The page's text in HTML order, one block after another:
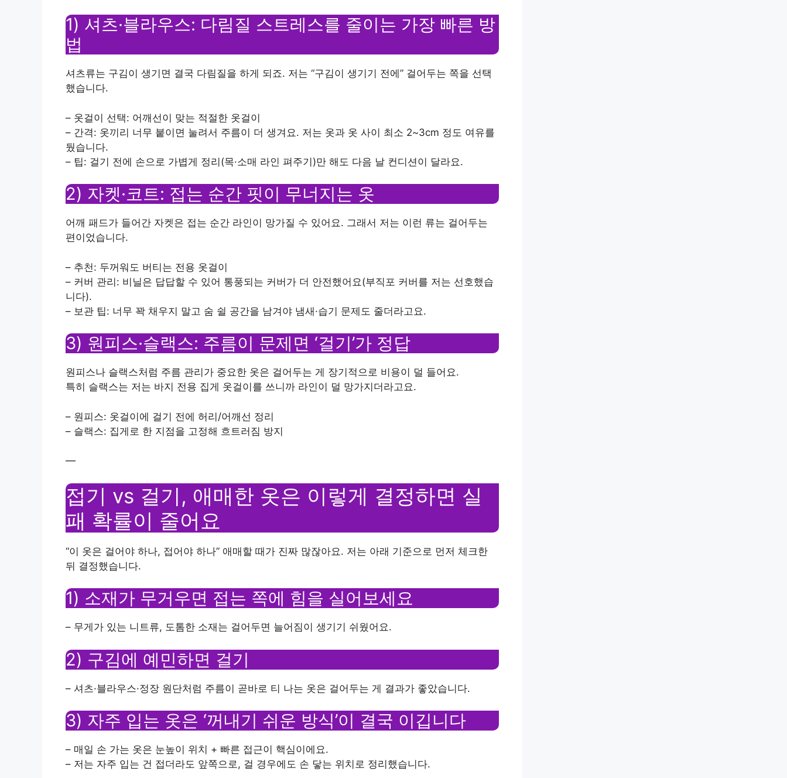
1) 셔츠·블라우스: 다림질 스트레스를 줄이는 가장 빠른 방
법
셔츠류는 구김이 생기면 결국 다림질을 하게 되죠. 저는 “구김이 생기기 전에” 걸어두는 쪽을 선택
했습니다.
– 옷걸이 선택: 어깨선이 맞는 적절한 옷걸이
– 간격: 옷끼리 너무 붙이면 눌려서 주름이 더 생겨요. 저는 옷과 옷 사이 최소 2~3cm 정도 여유를
뒀습니다.
– 팁: 걸기 전에 손으로 가볍게 정리(목·소매 라인 펴주기)만 해도 다음 날 컨디션이 달라요.
2) 자켓·코트: 접는 순간 핏이 무너지는 옷
어깨 패드가 들어간 자켓은 접는 순간 라인이 망가질 수 있어요. 그래서 저는 이런 류는 걸어두는
편이었습니다.
– 추천: 두꺼워도 버티는 전용 옷걸이
– 커버 관리: 비닐은 답답할 수 있어 통풍되는 커버가 더 안전했어요(부직포 커버를 저는 선호했습
니다).
– 보관 팁: 너무 꽉 채우지 말고 숨 쉴 공간을 남겨야 냄새·습기 문제도 줄더라고요.
3) 원피스·슬랙스: 주름이 문제면 ‘걸기’가 정답
원피스나 슬랙스처럼 주름 관리가 중요한 옷은 걸어두는 게 장기적으로 비용이 덜 들어요.
특히 슬랙스는 저는 바지 전용 집게 옷걸이를 쓰니까 라인이 덜 망가지더라고요.
– 원피스: 옷걸이에 걸기 전에 허리/어깨선 정리
– 슬랙스: 집게로 한 지점을 고정해 흐트러짐 방지
—
접기 vs 걸기, 애매한 옷은 이렇게 결정하면 실
패 확률이 줄어요
“이 옷은 걸어야 하나, 접어야 하나” 애매할 때가 진짜 많잖아요. 저는 아래 기준으로 먼저 체크한
뒤 결정했습니다.
1) 소재가 무거우면 접는 쪽에 힘을 실어보세요
– 무게가 있는 니트류, 도톰한 소재는 걸어두면 늘어짐이 생기기 쉬웠어요.
2) 구김에 예민하면 걸기
– 셔츠·블라우스·정장 원단처럼 주름이 곧바로 티 나는 옷은 걸어두는 게 결과가 좋았습니다.
3) 자주 입는 옷은 ‘꺼내기 쉬운 방식’이 결국 이깁니다
– 매일 손 가는 옷은 눈높이 위치 + 빠른 접근이 핵심이에요.
– 저는 자주 입는 건 접더라도 앞쪽으로, 걸 경우에도 손 닿는 위치로 정리했습니다.